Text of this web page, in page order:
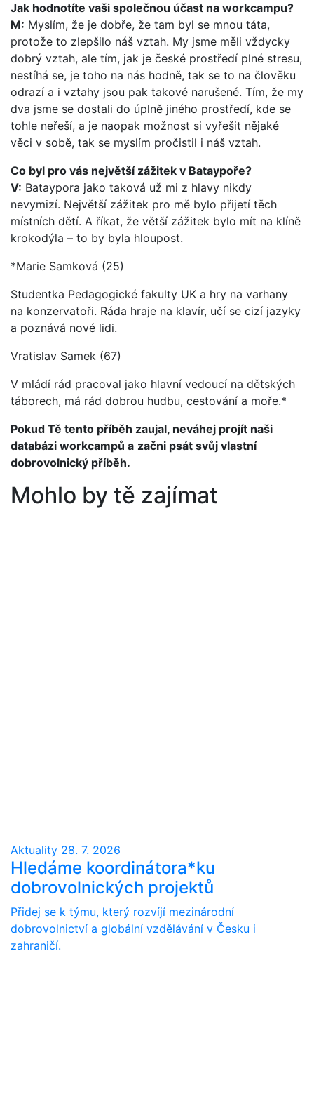
Jak hodnotíte vaši společnou účast na workcampu?
M: Myslím, že je dobře, že tam byl se mnou táta,
protože to zlepšilo náš vztah. My jsme měli vždycky
dobrý vztah, ale tím, jak je české prostředí plné stresu,
nestíhá se, je toho na nás hodně, tak se to na člověku
odrazí a i vztahy jsou pak takové narušené. Tím, že my
dva jsme se dostali do úplně jiného prostředí, kde se
tohle neřeší, a je naopak možnost si vyřešit nějaké
věci v sobě, tak se myslím pročistil i náš vztah.
Co byl pro vás největší zážitek v Bataypoře?
V: Bataypora jako taková už mi z hlavy nikdy
nevymizí. Největší zážitek pro mě bylo přijetí těch
místních dětí. A říkat, že větší zážitek bylo mít na klíně
krokodýla – to by byla hloupost.
*Marie Samková (25)
Studentka Pedagogické fakulty UK a hry na varhany
na konzervatoři. Ráda hraje na klavír, učí se cizí jazyky
a poznává nové lidi.
Vratislav Samek (67)
V mládí rád pracoval jako hlavní vedoucí na dětských
táborech, má rád dobrou hudbu, cestování a moře.*
Pokud Tě tento příběh zaujal, neváhej projít naši
databázi workcampů a začni psát svůj vlastní
dobrovolnický příběh.
Mohlo by tě zajímat
Aktuality 28. 7. 2026
Hledáme koordinátora*ku
dobrovolnických projektů
Přidej se k týmu, který rozvíjí mezinárodní
dobrovolnictví a globální vzdělávání v Česku i
zahraničí.